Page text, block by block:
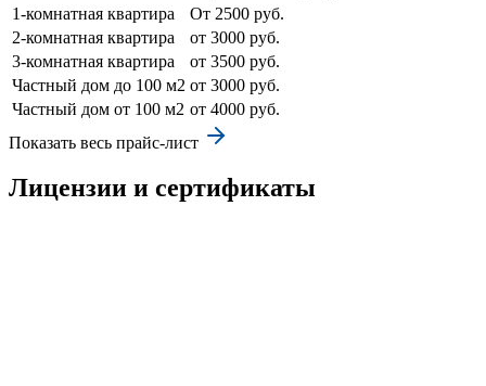
1-комнатная квартира
От 2500 руб.
2-комнатная квартира
от 3000 руб.
3-комнатная квартира
от 3500 руб.
Частный дом до 100 м2 от 3000 руб.
Частный дом от 100 м2 от 4000 руб.
Показать весь прайс-лист
Лицензии и сертификаты